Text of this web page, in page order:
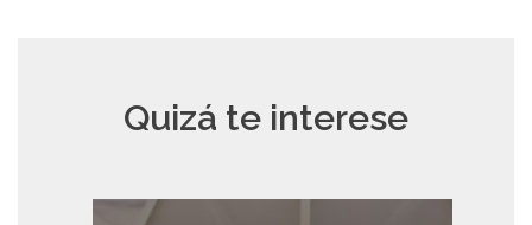
Quizá te interese